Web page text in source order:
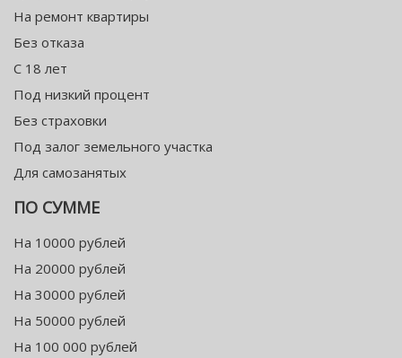
На ремонт квартиры
Без отказа
С 18 лет
Под низкий процент
Без страховки
Под залог земельного участка
Для самозанятых
ПО СУММЕ
На 10000 рублей
На 20000 рублей
На 30000 рублей
На 50000 рублей
На 100 000 рублей